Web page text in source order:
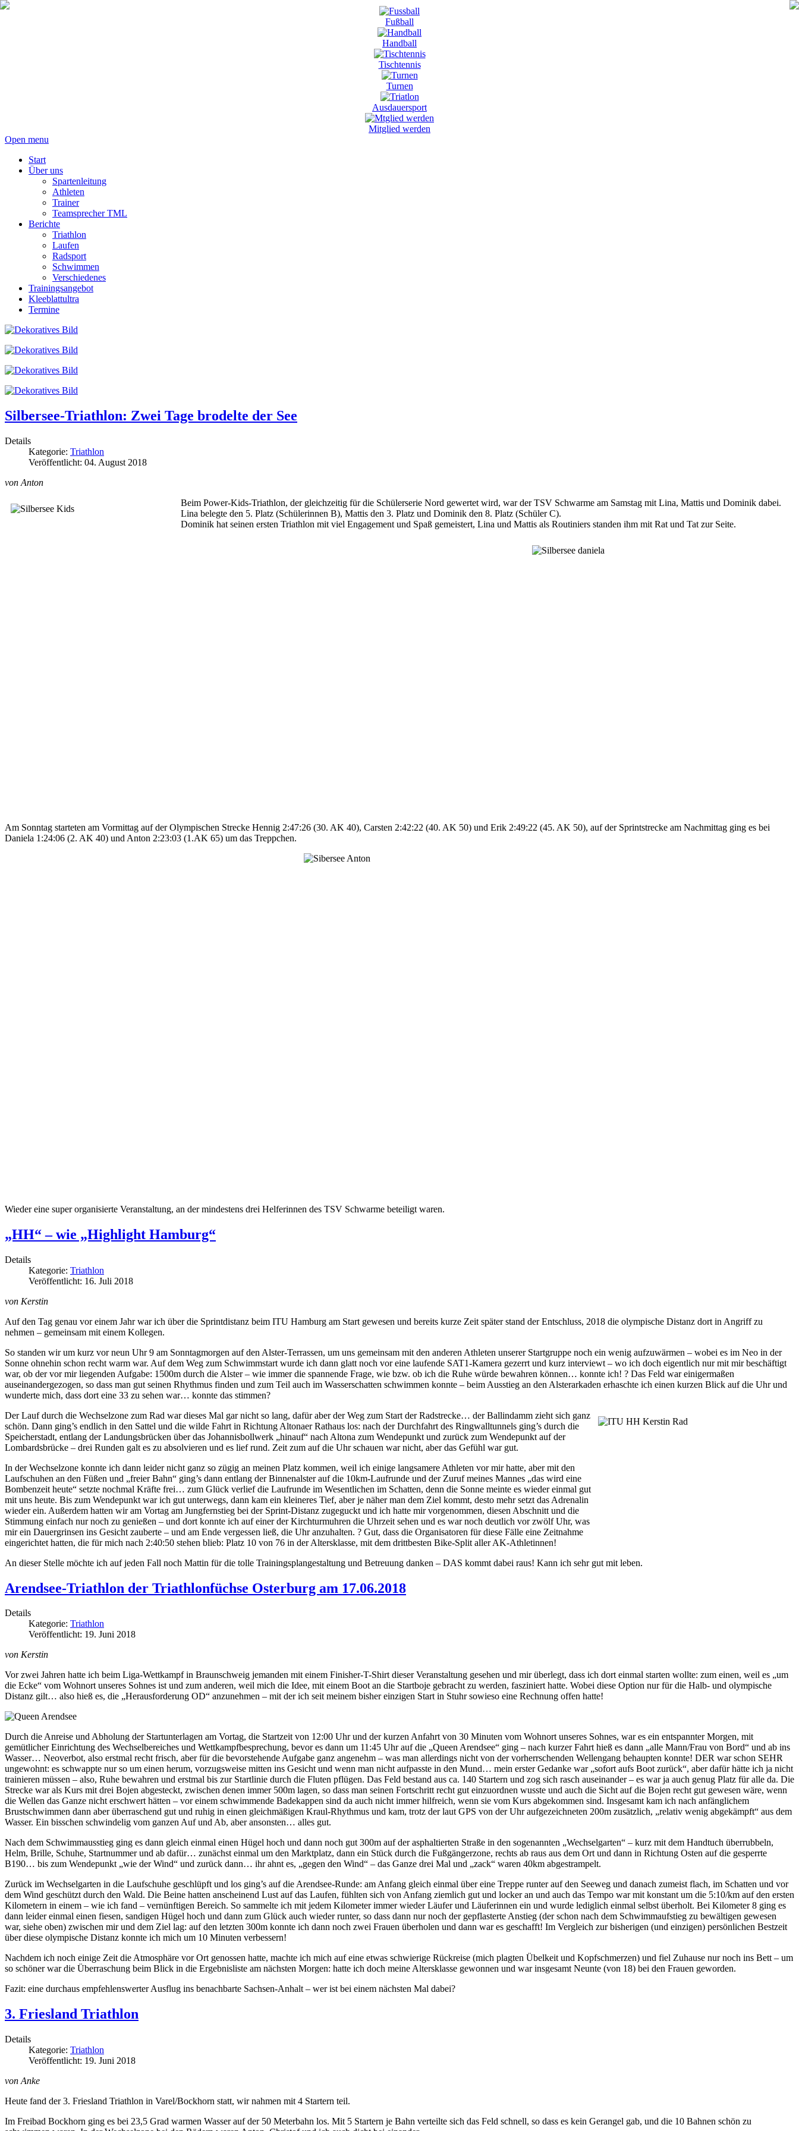
Fußball
Handball
Tischtennis
Turnen
Ausdauersport
Mitglied werden
Open menu
Start
Über uns
Spartenleitung
Athleten
Trainer
Teamsprecher TML
Berichte
Triathlon
Laufen
Radsport
Schwimmen
Verschiedenes
Trainingsangebot
Kleeblattultra
Termine
Silbersee-Triathlon: Zwei Tage brodelte der See
Details
Kategorie: Triathlon
Veröffentlicht: 04. August 2018
von Anton
Beim Power-Kids-Triathlon, der gleichzeitig für die Schülerserie Nord gewertet wird, war der TSV Schwarme am Samstag mit Lina, Mattis und Dominik dabei.
Lina belegte den 5. Platz (Schülerinnen B), Mattis den 3. Platz und Dominik den 8. Platz (Schüler C).
Dominik hat seinen ersten Triathlon mit viel Engagement und Spaß gemeistert, Lina und Mattis als Routiniers standen ihm mit Rat und Tat zur Seite.
Am Sonntag starteten am Vormittag auf der Olympischen Strecke Hennig 2:47:26 (30. AK 40), Carsten 2:42:22 (40. AK 50) und Erik 2:49:22 (45. AK 50), auf der Sprintstrecke am Nachmittag ging es bei
Daniela 1:24:06 (2. AK 40) und Anton 2:23:03 (1.AK 65) um das Treppchen.
Wieder eine super organisierte Veranstaltung, an der mindestens drei Helferinnen des TSV Schwarme beteiligt waren.
„HH“ – wie „Highlight Hamburg“
Details
Kategorie: Triathlon
Veröffentlicht: 16. Juli 2018
von Kerstin
Auf den Tag genau vor einem Jahr war ich über die Sprintdistanz beim ITU Hamburg am Start gewesen und bereits kurze Zeit später stand der Entschluss, 2018 die olympische Distanz dort in Angriff zu
nehmen – gemeinsam mit einem Kollegen.
So standen wir um kurz vor neun Uhr 9 am Sonntagmorgen auf den Alster-Terrassen, um uns gemeinsam mit den anderen Athleten unserer Startgruppe noch ein wenig aufzuwärmen – wobei es im Neo in der
Sonne ohnehin schon recht warm war. Auf dem Weg zum Schwimmstart wurde ich dann glatt noch vor eine laufende SAT1-Kamera gezerrt und kurz interviewt – wo ich doch eigentlich nur mit mir beschäftigt
war, ob der vor mir liegenden Aufgabe: 1500m durch die Alster – wie immer die spannende Frage, wie bzw. ob ich die Ruhe würde bewahren können… konnte ich! ? Das Feld war einigermaßen
auseinandergezogen, so dass man gut seinen Rhythmus finden und zum Teil auch im Wasserschatten schwimmen konnte – beim Ausstieg an den Alsterarkaden erhaschte ich einen kurzen Blick auf die Uhr und
wunderte mich, dass dort eine 33 zu sehen war… konnte das stimmen?
Der Lauf durch die Wechselzone zum Rad war dieses Mal gar nicht so lang, dafür aber der Weg zum Start der Radstrecke… der Ballindamm zieht sich ganz
schön. Dann ging’s endlich in den Sattel und die wilde Fahrt in Richtung Altonaer Rathaus los: nach der Durchfahrt des Ringwalltunnels ging’s durch die
Speicherstadt, entlang der Landungsbrücken über das Johannisbollwerk „hinauf“ nach Altona zum Wendepunkt und zurück zum Wendepunkt auf der
Lombardsbrücke – drei Runden galt es zu absolvieren und es lief rund. Zeit zum auf die Uhr schauen war nicht, aber das Gefühl war gut.
In der Wechselzone konnte ich dann leider nicht ganz so zügig an meinen Platz kommen, weil ich einige langsamere Athleten vor mir hatte, aber mit den
Laufschuhen an den Füßen und „freier Bahn“ ging’s dann entlang der Binnenalster auf die 10km-Laufrunde und der Zuruf meines Mannes „das wird eine
Bombenzeit heute“ setzte nochmal Kräfte frei… zum Glück verlief die Laufrunde im Wesentlichen im Schatten, denn die Sonne meinte es wieder einmal gut
mit uns heute. Bis zum Wendepunkt war ich gut unterwegs, dann kam ein kleineres Tief, aber je näher man dem Ziel kommt, desto mehr setzt das Adrenalin
wieder ein. Außerdem hatten wir am Vortag am Jungfernstieg bei der Sprint-Distanz zugeguckt und ich hatte mir vorgenommen, diesen Abschnitt und die
Stimmung einfach nur noch zu genießen – und dort konnte ich auf einer der Kirchturmuhren die Uhrzeit sehen und es war noch deutlich vor zwölf Uhr, was
mir ein Dauergrinsen ins Gesicht zauberte – und am Ende vergessen ließ, die Uhr anzuhalten. ? Gut, dass die Organisatoren für diese Fälle eine Zeitnahme
eingerichtet hatten, die für mich nach 2:40:50 stehen blieb: Platz 10 von 76 in der Altersklasse, mit dem drittbesten Bike-Split aller AK-Athletinnen!
An dieser Stelle möchte ich auf jeden Fall noch Mattin für die tolle Trainingsplangestaltung und Betreuung danken – DAS kommt dabei raus! Kann ich sehr gut mit leben.
Arendsee-Triathlon der Triathlonfüchse Osterburg am 17.06.2018
Details
Kategorie: Triathlon
Veröffentlicht: 19. Juni 2018
von Kerstin
Vor zwei Jahren hatte ich beim Liga-Wettkampf in Braunschweig jemanden mit einem Finisher-T-Shirt dieser Veranstaltung gesehen und mir überlegt, dass ich dort einmal starten wollte: zum einen, weil es „um
die Ecke“ vom Wohnort unseres Sohnes ist und zum anderen, weil mich die Idee, mit einem Boot an die Startboje gebracht zu werden, fasziniert hatte. Wobei diese Option nur für die Halb- und olympische
Distanz gilt… also hieß es, die „Herausforderung OD“ anzunehmen – mit der ich seit meinem bisher einzigen Start in Stuhr sowieso eine Rechnung offen hatte!
Durch die Anreise und Abholung der Startunterlagen am Vortag, die Startzeit von 12:00 Uhr und der kurzen Anfahrt von 30 Minuten vom Wohnort unseres Sohnes, war es ein entspannter Morgen, mit
gemütlicher Einrichtung des Wechselbereiches und Wettkampfbesprechung, bevor es dann um 11:45 Uhr auf die „Queen Arendsee“ ging – nach kurzer Fahrt hieß es dann „alle Mann/Frau von Bord“ und ab ins
Wasser… Neoverbot, also erstmal recht frisch, aber für die bevorstehende Aufgabe ganz angenehm – was man allerdings nicht von der vorherrschenden Wellengang behaupten konnte! DER war schon SEHR
ungewohnt: es schwappte nur so um einen herum, vorzugsweise mitten ins Gesicht und wenn man nicht aufpasste in den Mund… mein erster Gedanke war „sofort aufs Boot zurück“, aber dafür hätte ich ja nicht
trainieren müssen – also, Ruhe bewahren und erstmal bis zur Startlinie durch die Fluten pflügen. Das Feld bestand aus ca. 140 Startern und zog sich rasch auseinander – es war ja auch genug Platz für alle da. Die
Strecke war als Kurs mit drei Bojen abgesteckt, zwischen denen immer 500m lagen, so dass man seinen Fortschritt recht gut einzuordnen wusste und auch die Sicht auf die Bojen recht gut gewesen wäre, wenn
die Wellen das Ganze nicht erschwert hätten – vor einem schwimmende Badekappen sind da auch nicht immer hilfreich, wenn sie vom Kurs abgekommen sind. Insgesamt kam ich nach anfänglichem
Brustschwimmen dann aber überraschend gut und ruhig in einen gleichmäßigen Kraul-Rhythmus und kam, trotz der laut GPS von der Uhr aufgezeichneten 200m zusätzlich, „relativ wenig abgekämpft“ aus dem
Wasser. Ein bisschen schwindelig vom ganzen Auf und Ab, aber ansonsten… alles gut.
Nach dem Schwimmausstieg ging es dann gleich einmal einen Hügel hoch und dann noch gut 300m auf der asphaltierten Straße in den sogenannten „Wechselgarten“ – kurz mit dem Handtuch überrubbeln,
Helm, Brille, Schuhe, Startnummer und ab dafür… zunächst einmal um den Marktplatz, dann ein Stück durch die Fußgängerzone, rechts ab raus aus dem Ort und dann in Richtung Osten auf die gesperrte
B190… bis zum Wendepunkt „wie der Wind“ und zurück dann… ihr ahnt es, „gegen den Wind“ – das Ganze drei Mal und „zack“ waren 40km abgestrampelt.
Zurück im Wechselgarten in die Laufschuhe geschlüpft und los ging’s auf die Arendsee-Runde: am Anfang gleich einmal über eine Treppe runter auf den Seeweg und danach zumeist flach, im Schatten und vor
dem Wind geschützt durch den Wald. Die Beine hatten anscheinend Lust auf das Laufen, fühlten sich von Anfang ziemlich gut und locker an und auch das Tempo war mit konstant um die 5:10/km auf den ersten
Kilometern in einem – wie ich fand – vernünftigen Bereich. So sammelte ich mit jedem Kilometer immer wieder Läufer und Läuferinnen ein und wurde lediglich einmal selbst überholt. Bei Kilometer 8 ging es
dann leider einmal einen fiesen, sandigen Hügel hoch und dann zum Glück auch wieder runter, so dass dann nur noch der gepflasterte Anstieg (der schon nach dem Schwimmaufstieg zu bewältigen gewesen
war, siehe oben) zwischen mir und dem Ziel lag: auf den letzten 300m konnte ich dann noch zwei Frauen überholen und dann war es geschafft! Im Vergleich zur bisherigen (und einzigen) persönlichen Bestzeit
über diese olympische Distanz konnte ich mich um 10 Minuten verbessern!
Nachdem ich noch einige Zeit die Atmosphäre vor Ort genossen hatte, machte ich mich auf eine etwas schwierige Rückreise (mich plagten Übelkeit und Kopfschmerzen) und fiel Zuhause nur noch ins Bett – um
so schöner war die Überraschung beim Blick in die Ergebnisliste am nächsten Morgen: hatte ich doch meine Altersklasse gewonnen und war insgesamt Neunte (von 18) bei den Frauen geworden.
Fazit: eine durchaus empfehlenswerter Ausflug ins benachbarte Sachsen-Anhalt – wer ist bei einem nächsten Mal dabei?
3. Friesland Triathlon
Details
Kategorie: Triathlon
Veröffentlicht: 19. Juni 2018
von Anke
Heute fand der 3. Friesland Triathlon in Varel/Bockhorn statt, wir nahmen mit 4 Startern teil.
Im Freibad Bockhorn ging es bei 23,5 Grad warmen Wasser auf der 50 Meterbahn los. Mit 5 Startern je Bahn verteilte sich das Feld schnell, so dass es kein Gerangel gab, und die 10 Bahnen schön zu